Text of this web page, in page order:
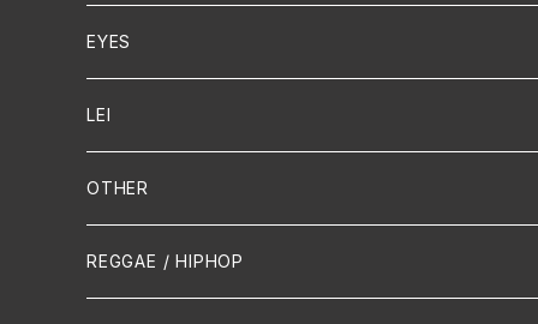
Cello
Guitar / Ukulele
Mandolin
声楽
EYES
LEI
OTHER
REGGAE / HIPHOP